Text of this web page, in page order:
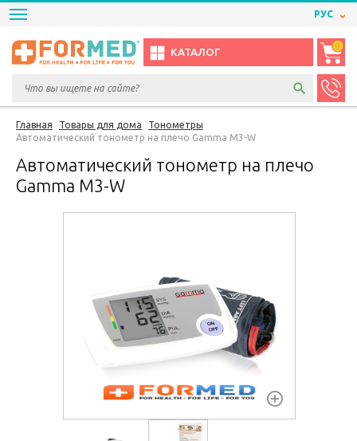
РУС
КАТАЛОГ
0
Главная Товары для дома
Тонометры
Автоматический тонометр на плечо Gamma M3-W
Автоматический тонометр на плечо
Gamma M3-W